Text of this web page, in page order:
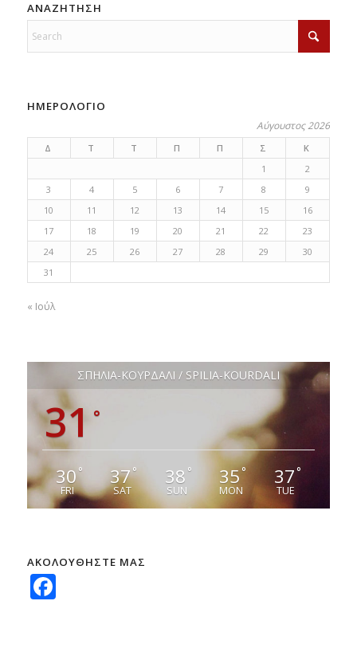
ΑΝΑΖΗΤΗΣΗ
ΗΜΕΡΟΛΟΓΙΟ
Αύγουστος 2026
Δ Τ Τ Π Π Σ
Κ
1
2
3
4 5 6 7 8
9
10
11 12 13 14 15
16
17
18 19 20 21 22
23
24
25 26 27 28 29
30
31
« Ιούλ
ΣΠΗΛΙΑ-ΚΟΥΡΔΑΛΙ / SPILIA-KOURDALI
31 °
30°
FRI
37°
SAT
38 °
SUN
35 °
MON
37°
TUE
ΑΚΟΛΟΥΘΗΣΤΕ ΜΑΣ
Facebook